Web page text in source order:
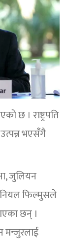
छ । राष्ट्रपति
भएसँगै
जुलियन
फिल्मुसले
छन् ।
मन्जुरलाई